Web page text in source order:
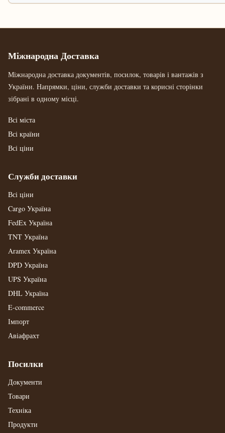
Міжнародна Доставка
Міжнародна доставка документів, посилок, товарів і вантажів з
України. Напрямки, ціни, служби доставки та корисні сторінки
зібрані в одному місці.
Всі міста
Всі країни
Всі ціни
Служби доставки
Всі ціни
Cargo Україна
FedEx Україна
TNT Україна
Aramex Україна
DPD Україна
UPS Україна
DHL Україна
E-commerce
Імпорт
Авіафрахт
Посилки
Документи
Товари
Техніка
Продукти